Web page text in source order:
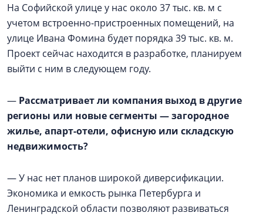
На Софийской улице у нас около 37 тыс. кв. м с
учетом встроенно-пристроенных помещений, на
улице Ивана Фомина будет порядка 39 тыс. кв. м.
Проект сейчас находится в разработке, планируем
выйти с ним в следующем году.
— Рассматривает ли компания выход в другие
регионы или новые сегменты — загородное
жилье, апарт-отели, офисную или складскую
недвижимость?
— У нас нет планов широкой диверсификации.
Экономика и емкость рынка Петербурга и
Ленинградской области позволяют развиваться